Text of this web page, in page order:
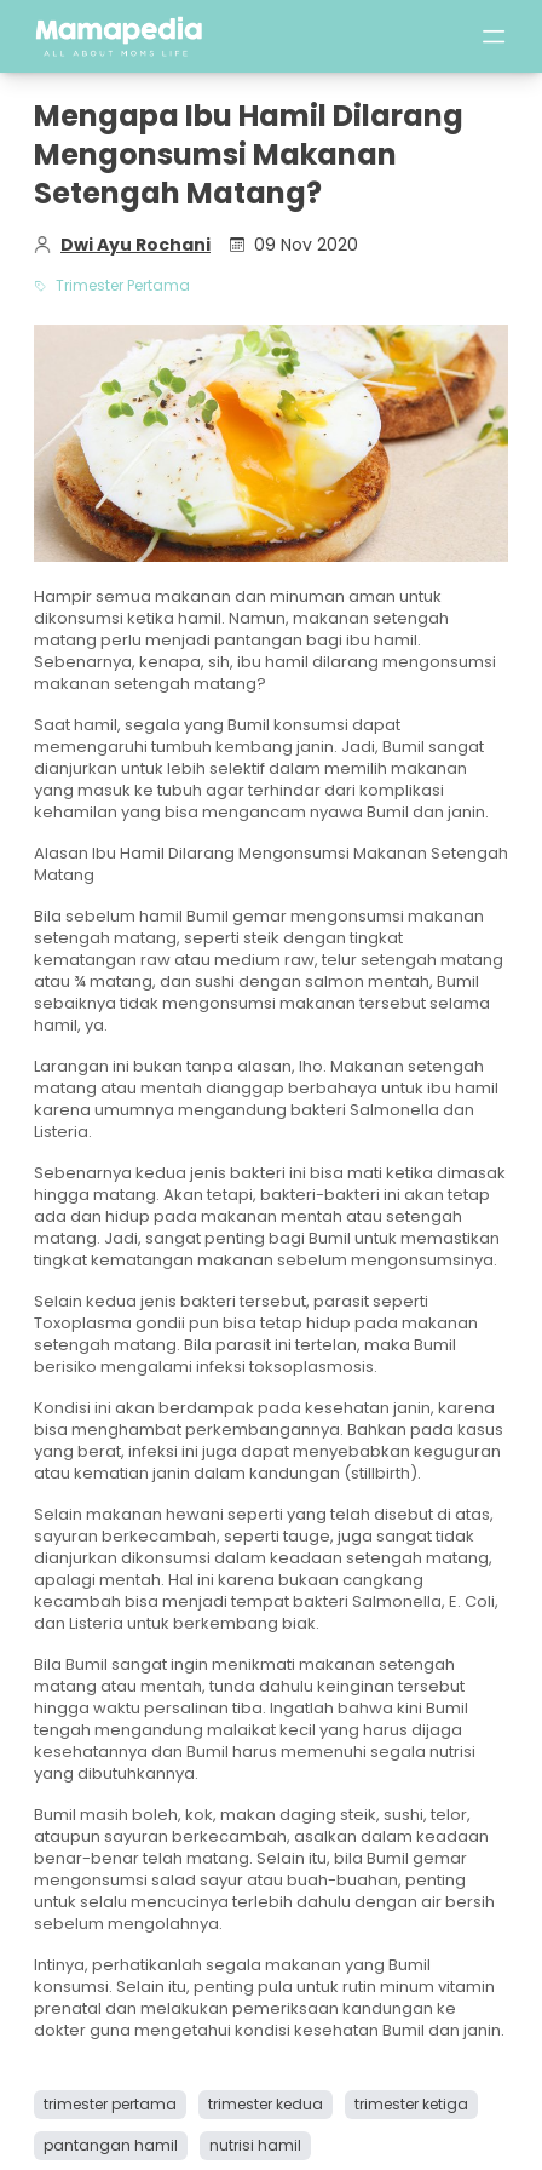
Mengapa Ibu Hamil Dilarang
Mengonsumsi Makanan
Setengah Matang?
Dwi Ayu Rochani 09 Nov 2020
Trimester Pertama
Hampir semua makanan dan minuman aman untuk
dikonsumsi ketika hamil. Namun, makanan setengah
matang perlu menjadi pantangan bagi ibu hamil.
Sebenarnya, kenapa, sih, ibu hamil dilarang mengonsumsi
makanan setengah matang?
Saat hamil, segala yang Bumil konsumsi dapat
memengaruhi tumbuh kembang janin. Jadi, Bumil sangat
dianjurkan untuk lebih selektif dalam memilih makanan
yang masuk ke tubuh agar terhindar dari komplikasi
kehamilan yang bisa mengancam nyawa Bumil dan janin.
Alasan Ibu Hamil Dilarang Mengonsumsi Makanan Setengah
Matang
Bila sebelum hamil Bumil gemar mengonsumsi makanan
setengah matang, seperti steik dengan tingkat
kematangan raw atau medium raw, telur setengah matang
atau ¾ matang, dan sushi dengan salmon mentah, Bumil
sebaiknya tidak mengonsumsi makanan tersebut selama
hamil, ya.
Larangan ini bukan tanpa alasan, lho. Makanan setengah
matang atau mentah dianggap berbahaya untuk ibu hamil
karena umumnya mengandung bakteri Salmonella dan
Listeria.
Sebenarnya kedua jenis bakteri ini bisa mati ketika dimasak
hingga matang. Akan tetapi, bakteri-bakteri ini akan tetap
ada dan hidup pada makanan mentah atau setengah
matang. Jadi, sangat penting bagi Bumil untuk memastikan
tingkat kematangan makanan sebelum mengonsumsinya.
Selain kedua jenis bakteri tersebut, parasit seperti
Toxoplasma gondii pun bisa tetap hidup pada makanan
setengah matang. Bila parasit ini tertelan, maka Bumil
berisiko mengalami infeksi toksoplasmosis.
Kondisi ini akan berdampak pada kesehatan janin, karena
bisa menghambat perkembangannya. Bahkan pada kasus
yang berat, infeksi ini juga dapat menyebabkan keguguran
atau kematian janin dalam kandungan (stillbirth).
Selain makanan hewani seperti yang telah disebut di atas,
sayuran berkecambah, seperti tauge, juga sangat tidak
dianjurkan dikonsumsi dalam keadaan setengah matang,
apalagi mentah. Hal ini karena bukaan cangkang
kecambah bisa menjadi tempat bakteri Salmonella, E. Coli,
dan Listeria untuk berkembang biak.
Bila Bumil sangat ingin menikmati makanan setengah
matang atau mentah, tunda dahulu keinginan tersebut
hingga waktu persalinan tiba. Ingatlah bahwa kini Bumil
tengah mengandung malaikat kecil yang harus dijaga
kesehatannya dan Bumil harus memenuhi segala nutrisi
yang dibutuhkannya.
Bumil masih boleh, kok, makan daging steik, sushi, telor,
ataupun sayuran berkecambah, asalkan dalam keadaan
benar-benar telah matang. Selain itu, bila Bumil gemar
mengonsumsi salad sayur atau buah-buahan, penting
untuk selalu mencucinya terlebih dahulu dengan air bersih
sebelum mengolahnya.
Intinya, perhatikanlah segala makanan yang Bumil
konsumsi. Selain itu, penting pula untuk rutin minum vitamin
prenatal dan melakukan pemeriksaan kandungan ke
dokter guna mengetahui kondisi kesehatan Bumil dan janin.
trimester pertama trimester kedua
trimester ketiga
pantangan hamil
nutrisi hamil